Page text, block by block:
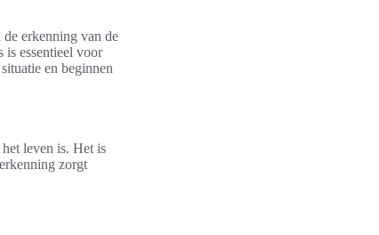
erkenning van de
is essentieel voor
en beginnen
leven is. Het is
zorgt